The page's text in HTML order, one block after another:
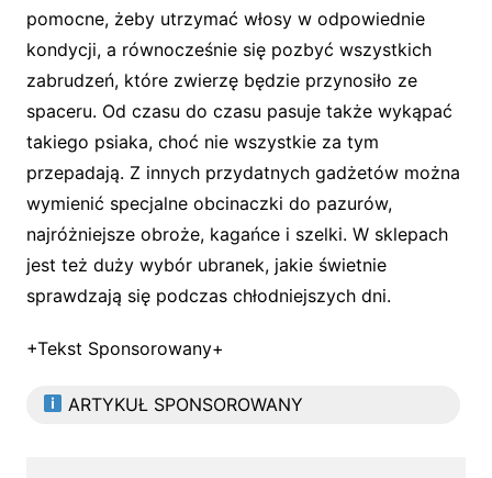
pomocne, żeby utrzymać włosy w odpowiednie
kondycji, a równocześnie się pozbyć wszystkich
zabrudzeń, które zwierzę będzie przynosiło ze
spaceru. Od czasu do czasu pasuje także wykąpać
takiego psiaka, choć nie wszystkie za tym
przepadają. Z innych przydatnych gadżetów można
wymienić specjalne obcinaczki do pazurów,
najróżniejsze obroże, kagańce i szelki. W sklepach
jest też duży wybór ubranek, jakie świetnie
sprawdzają się podczas chłodniejszych dni.
+Tekst Sponsorowany+
ARTYKUŁ SPONSOROWANY